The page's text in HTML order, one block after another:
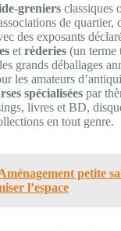
greniers classiques
de quartier,
des exposants
et réderies (un terme
grands déballages
les amateurs
spécialisées par
livres et BD,
en tout genre.
petite
l’espace